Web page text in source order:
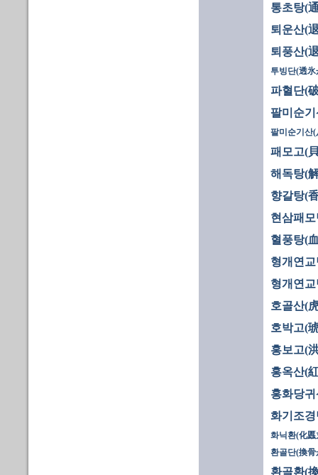
통초탕(
퇴운산(
퇴풍산(
투빙단(透氷
파혈단(
팔미순
팔미순기산
패모고(
해독탕(
향갈탕(
현삼패
혈풍탕(
형개연
형개연
호골산(
호박고(
홍보고(
홍옥산(
홍화당
화기조
화닉환(化䘌
환골단(換骨
환골환(